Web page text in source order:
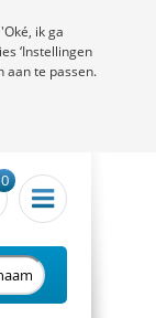
0
ik ga
‘Instellingen
aan te passen.